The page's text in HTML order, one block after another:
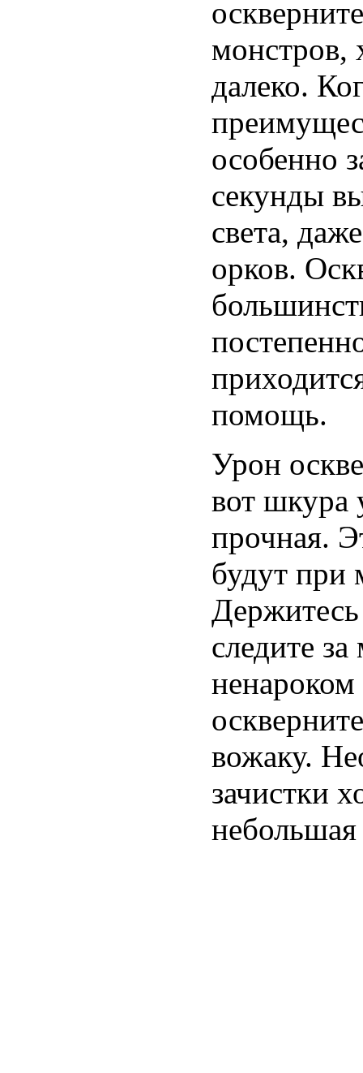
монстров,
далеко.
особенно
секунды
света,
орков.
помощь.
Урон
вот шкура
прочная.
будут при
следите
вожаку.
зачистки
небольшая